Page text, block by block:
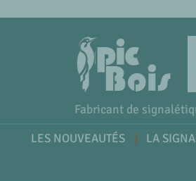
Fabricant de
LES NOUVEAUTÉS LA